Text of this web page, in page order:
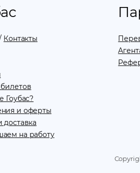
Контакты
Гоубас?
и оферты
доставка
на работу